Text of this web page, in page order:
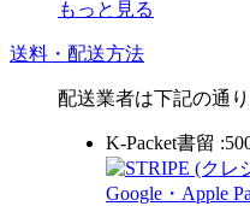
もっと見る
送料・配送方法
配送業者は下記の通り
K-Packet書留